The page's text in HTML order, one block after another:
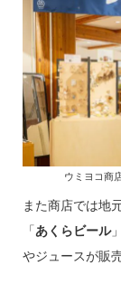
ウミヨコ商
また商店では地
「あくらビール
やジュースが販